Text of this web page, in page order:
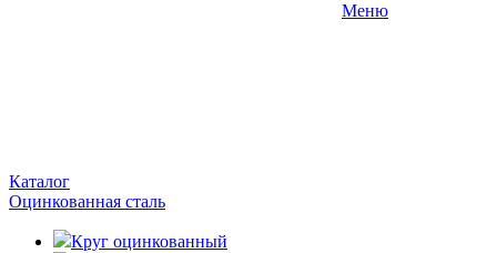
Меню
Каталог
Оцинкованная сталь
Круг оцинкованный